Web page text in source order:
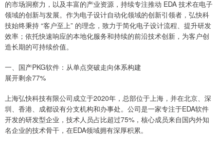
的市场洞察力，以及丰富的产业资源，持续专注推动 EDA 技术在电子
领域的创新与发展。作为电子设计自动化领域的创新引领者，弘快科
技始终秉持 “客户至上” 的理念，致力于简化电子设计流程、提升研发
效率；依托快速响应的本地化服务和持续的前沿技术创新，为客户创
造长期的可持续价值。
一、国产PKG软件：从单点突破走向体系构建
展开剩余77%
上海弘快科技有限公司成立于2020年，总部位于上海，并在北京、深
圳、香港、成都设有分支机构和办事处。公司是一家专注于EDA软件
开发的研发型企业，技术人员占比超过75%，核心成员来自国内外知
名企业的技术骨干，在EDA领域拥有深厚积累。